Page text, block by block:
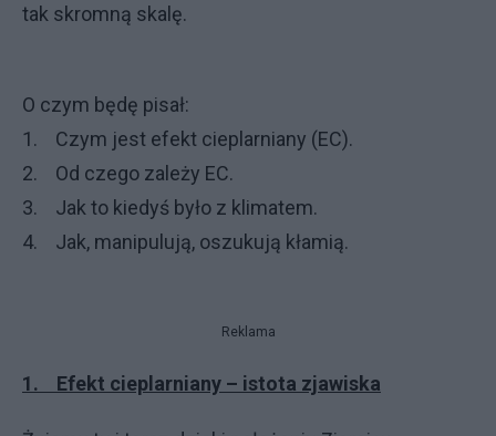
tak skromną skalę.
O czym będę pisał:
1. Czym jest efekt cieplarniany (EC).
2. Od czego zależy EC.
3. Jak to kiedyś było z klimatem.
4. Jak, manipulują, oszukują kłamią.
Reklama
1. Efekt cieplarniany – istota zjawiska